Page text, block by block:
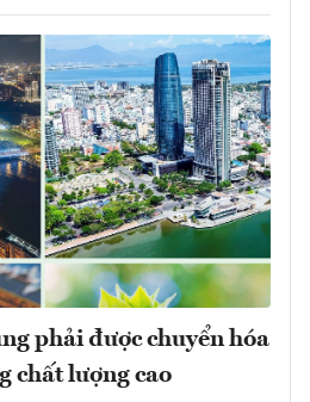
phải được chuyển hóa
chất lượng cao